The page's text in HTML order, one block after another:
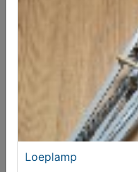
Laat je niet haasten of
Loeplamp